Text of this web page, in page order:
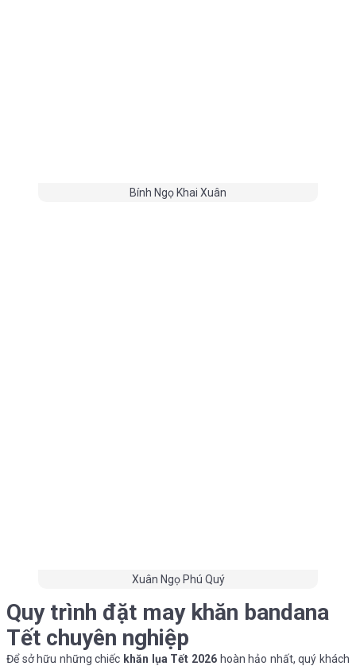
Bính Ngọ Khai Xuân
Xuân Ngọ Phú Quý
Quy trình đặt may khăn bandana
Tết chuyên nghiệp
Để sở hữu những chiếc khăn lụa Tết 2026hoàn hảo nhất, quý khách